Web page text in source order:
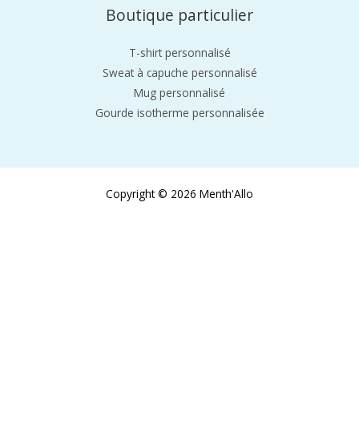
Boutique particulier
T-shirt personnalisé
Sweat à capuche personnalisé
Mug personnalisé
Gourde isotherme personnalisée
Copyright © 2026 Menth'Allo